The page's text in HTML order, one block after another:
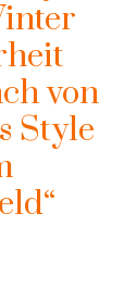
von
Style